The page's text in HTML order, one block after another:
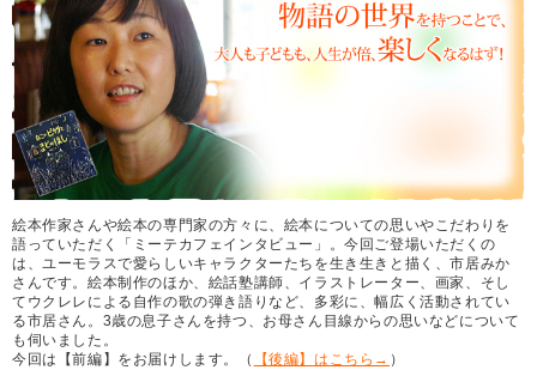
絵本作家さんや絵本の専門家の方々に、絵本についての思いやこだわりを
語っていただく「ミーテカフェインタビュー」。今回ご登場いただくの
は、ユーモラスで愛らしいキャラクターたちを生き生きと描く、市居みか
さんです。絵本制作のほか、絵話塾講師、イラストレーター、画家、そし
てウクレレによる自作の歌の弾き語りなど、多彩に、幅広く活動されてい
る市居さん。3歳の息子さんを持つ、お母さん目線からの思いなどについて
も伺いました。
今回は【前編】をお届けします。（
【後編】はこちら→ ）